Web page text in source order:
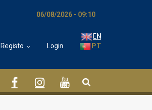
06/08/2026 - 09:10
Registo Login
EN
PT